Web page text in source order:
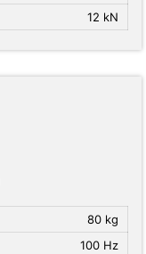
12 kN
80 kg
100 Hz